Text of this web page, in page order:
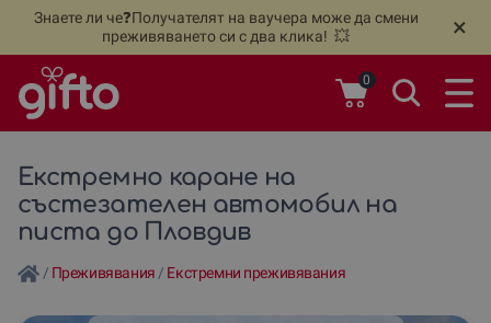
Знаете ли че❓Получателят на ваучера може да смени
преживяването си с два клика! 💥
×
0
Екстремно каране на
състезателен автомобил на
писта до Пловдив
/ Преживявания / Екстремни преживявания